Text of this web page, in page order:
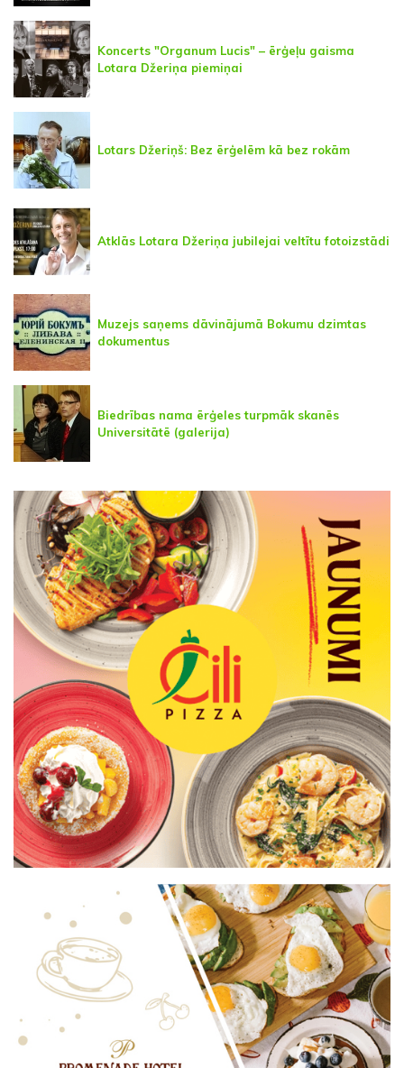
Koncerts "Organum Lucis" – ērģeļu gaisma
Lotara Džeriņa piemiņai
Lotars Džeriņš: Bez ērģelēm kā bez rokām
Atklās Lotara Džeriņa jubilejai veltītu fotoizstādi
Muzejs saņems dāvinājumā Bokumu dzimtas
dokumentus
Biedrības nama ērģeles turpmāk skanēs
Universitātē (galerija)